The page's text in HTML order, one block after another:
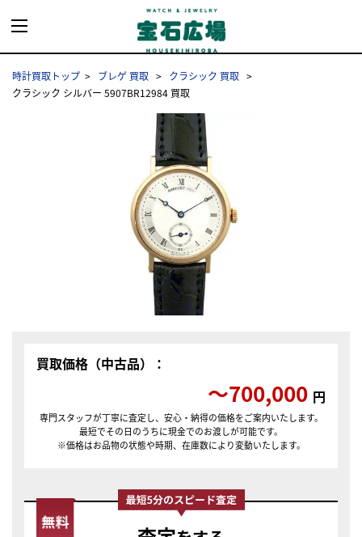
時計買取トップ ブレゲ 買取
クラシック 買取
クラシック シルバー 5907BR12984 買取
買取価格（中古品）：
〜700,000 円
専門スタッフが丁寧に査定し、安心・納得の価格をご案内いたします。
最短でその日のうちに現金でのお渡しが可能です。
※価格はお品物の状態や時期、在庫数により変動いたします。